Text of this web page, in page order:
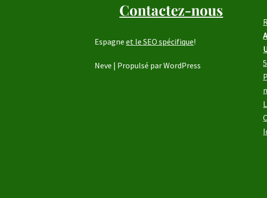
Contactez-nous
Espagne et le SEO spécifique!
Neve | Propulsé parWordPress